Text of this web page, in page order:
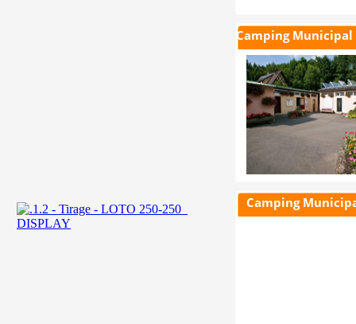
Camping Municipal
Camping